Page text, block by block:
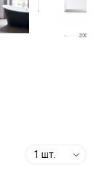
1 шт.